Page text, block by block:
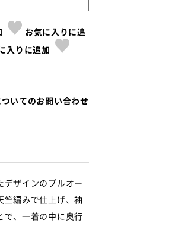
お気に入りに追
入りに追加
いてのお問い合わせ
デザインのプルオー
竺編みで仕上げ、袖
で、一着の中に奥行